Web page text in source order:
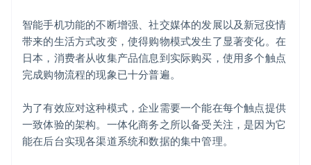
智能手机功能的不断增强、社交媒体的发展以及新冠疫情
带来的生活方式改变，使得购物模式发生了显著变化。在
日本，消费者从收集产品信息到实际购买，使用多个触点
完成购物流程的现象已十分普遍。
为了有效应对这种模式，企业需要一个能在每个触点提供
一致体验的架构。一体化商务之所以备受关注，是因为它
能在后台实现各渠道系统和数据的集中管理。